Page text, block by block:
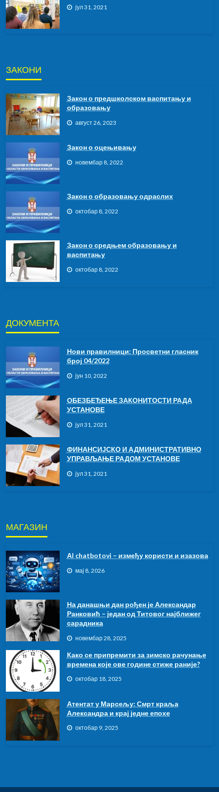
јул 31, 2021
ЗАКОНИ
Закон о предшколском васпитању и
образовању
август 26, 2023
Закон о оцењивању
новембар 8, 2022
Закон о образовању одраслих
октобар 8, 2022
Закон о средњем образовању и
васпитању
октобар 8, 2022
ДОКУМЕНТА
Нови правилници: Просветни гласник
број 04/2022
јун 10, 2022
ОБЕЗБЕЂЕЊЕ ЗАКОНИТОСТИ РАДА
УСТАНОВЕ
јул 31, 2021
ФИНАНСИЈСКО И АДМИНИСТРАТИВНО
УПРАВЉАЊЕ РАДОМ УСТАНОВЕ
јул 31, 2021
МАГАЗИН
АI chatbotovi – између користи и изазова
мај 8, 2026
На данашњи дан рођен је Александар
Ранковић – један од Титовог најближег
сарадника
новембар 28, 2025
Како се припремити за зимско рачунање
времена које ове године стиже раније?
октобар 18, 2025
Атентат у Марсељу: Смрт краља
Александра и крај једне епохе
октобар 9, 2025